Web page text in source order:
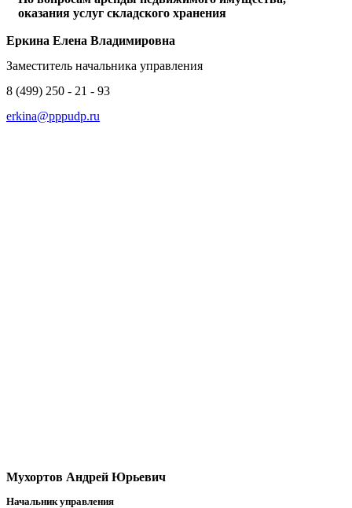
оказания услуг складского хранения
Еркина Елена Владимировна
Заместитель начальника управления
8 (499) 250 - 21 - 93
erkina@pppudp.ru
Мухортов Андрей Юрьевич
Начальник управления